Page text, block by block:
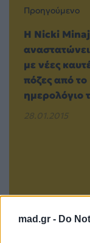
mad.gr - Do
Προηγούμενο
H Nicki Minaj
με νέες
πόζες από το
ημερολόγιο
28.01.2015